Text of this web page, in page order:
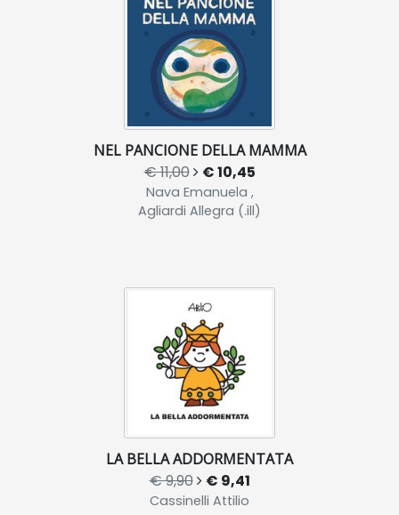
NEL PANCIONE DELLA MAMMA
€ 11,00 € 10,45
Nava Emanuela ,
Agliardi Allegra (.ill)
LA BELLA ADDORMENTATA
€ 9,90 € 9,41
Cassinelli Attilio